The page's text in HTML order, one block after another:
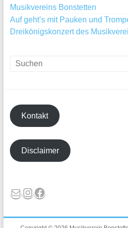
Musikvereins Bonstetten
Auf geht’s mit Pauken und
Dreikönigskonzert des
Kontakt
Disclaimer